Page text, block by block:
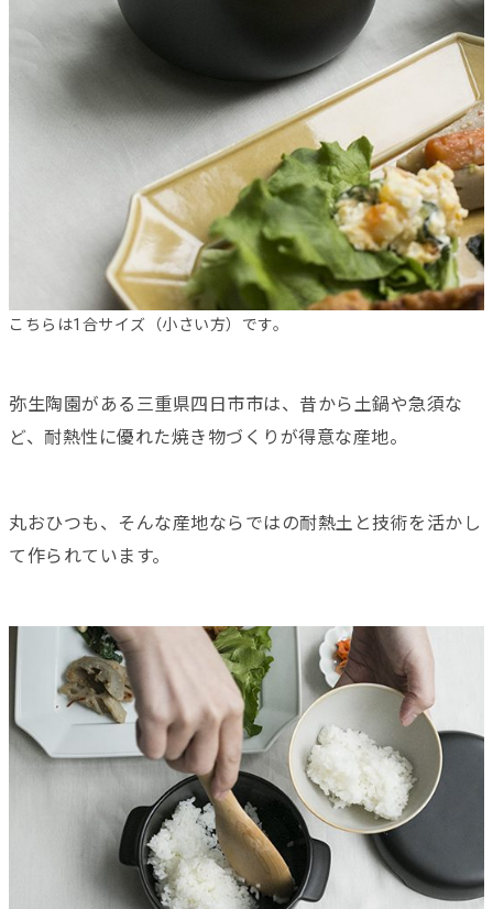
こちらは1合サイズ（小さい方）です。
弥生陶園がある三重県四日市市は、昔から土鍋や急須な
ど、耐熱性に優れた焼き物づくりが得意な産地。
丸おひつも、そんな産地ならではの耐熱土と技術を活かし
て作られています。